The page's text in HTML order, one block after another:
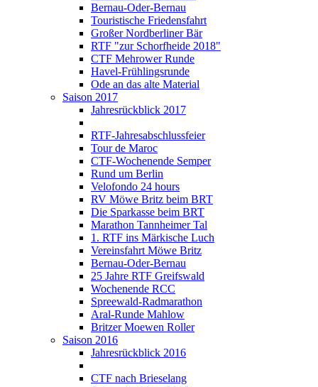
Bernau-Oder-Bernau
Touristische Friedensfahrt
Großer Nordberliner Bär
RTF "zur Schorfheide 2018"
CTF Mehrower Runde
Havel-Frühlingsrunde
Ode an das alte Material
Saison 2017
Jahresrückblick 2017
RTF-Jahresabschlussfeier
Tour de Maroc
CTF-Wochenende Semper
Rund um Berlin
Velofondo 24 hours
RV Möwe Britz beim BRT
Die Sparkasse beim BRT
Marathon Tannheimer Tal
1. RTF ins Märkische Luch
Vereinsfahrt Möwe Britz
Bernau-Oder-Bernau
25 Jahre RTF Greifswald
Wochenende RCC
Spreewald-Radmarathon
Aral-Runde Mahlow
Britzer Moewen Roller
Saison 2016
Jahresrückblick 2016
CTF nach Brieselang